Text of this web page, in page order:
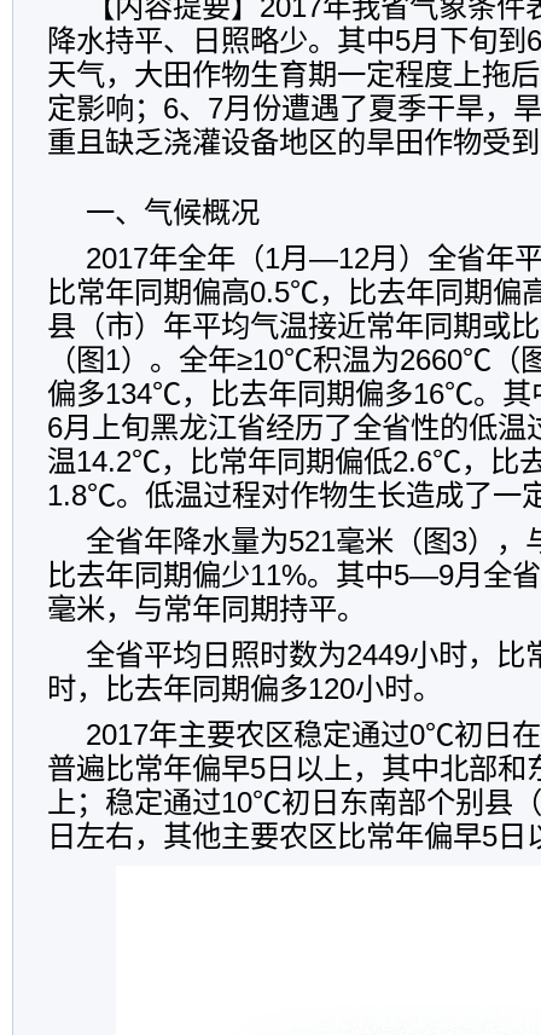
【内容提要】 2017年我省气象条件
降水持平、日照略少。其中5月下旬到
天气，大田作物生育期一定程度上拖
定影响； 6、7月份遭遇了夏季干旱，
重且缺乏浇灌设备地区的旱田作物受
一、气候概况
2017年全年（1月—12月）全省年
比常年同期偏高0.5℃，比去年同期偏
县（市）年平均气温接近常年同期或
（图1）。全年≥10℃积温为2660℃（
偏多134℃，比去年同期偏多16℃。其
6月上旬黑龙江省经历了全省性的低温
温14.2℃，比常年同期偏低2.6℃，比
1.8℃。低温过程对作物生长造成了一
全省年降水量为521毫米（图3），
比去年同期偏少11%。其中5—9月全
毫米，与常年同期持平。
全省平均日照时数为2449小时，比
时，比去年同期偏多120小时。
2017年主要农区稳定通过0℃初日
普遍比常年偏早5日以上，其中北部和
上；稳定通过10℃初日东南部个别县
日左右，其他主要农区比常年偏早5日